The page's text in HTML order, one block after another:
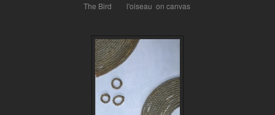
The Bird l'oiseau on canvas